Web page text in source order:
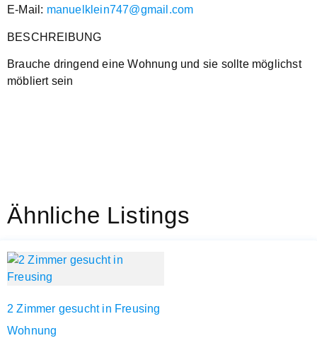
E-Mail: manuelklein747@gmail.com
BESCHREIBUNG
Brauche dringend eine Wohnung und sie sollte möglichst
möbliert sein
Ähnliche Listings
2 Zimmer gesucht in Freusing
Wohnung